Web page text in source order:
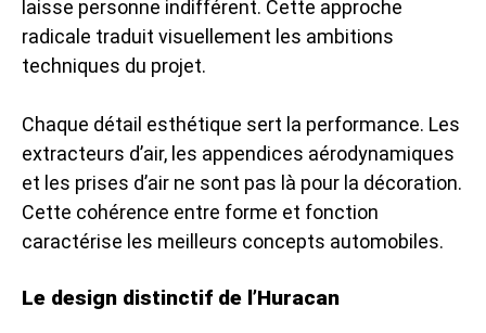
laisse personne indifférent. Cette approche
radicale traduit visuellement les ambitions
techniques du projet.
Chaque détail esthétique sert la performance. Les
extracteurs d’air, les appendices aérodynamiques
et les prises d’air ne sont pas là pour la décoration.
Cette cohérence entre forme et fonction
caractérise les meilleurs concepts automobiles.
Le design distinctif de l’Huracan